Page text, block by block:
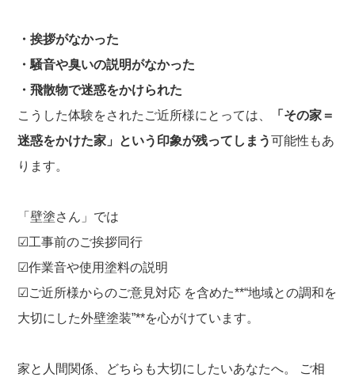
・挨拶がなかった
・騒音や臭いの説明がなかった
・飛散物で迷惑をかけられた
こうした体験をされたご近所様にとっては、
「その家＝
迷惑をかけた家」という印象が残ってしまう可能性もあ
ります。
「壁塗さん」では
☑工事前のご挨拶同行
☑作業音や使用塗料の説明
☑ご近所様からのご意見対応 を含めた**“地域との調和を
大切にした外壁塗装”**を心がけています。
家と人間関係、どちらも大切にしたいあなたへ。 ご相